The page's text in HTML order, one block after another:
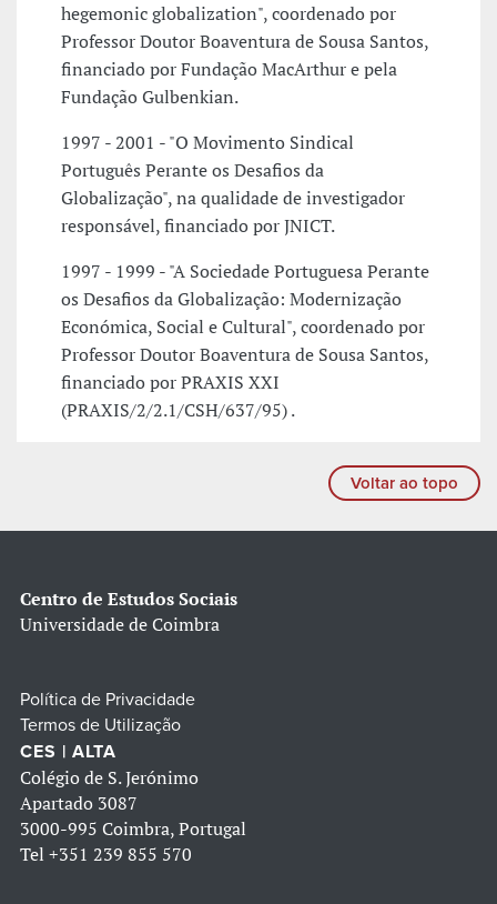
hegemonic globalization", coordenado por
Professor Doutor Boaventura de Sousa Santos,
financiado por Fundação MacArthur e pela
Fundação Gulbenkian.
1997 - 2001 - "O Movimento Sindical
Português Perante os Desafios da
Globalização", na qualidade de investigador
responsável, financiado por JNICT.
1997 - 1999 - "A Sociedade Portuguesa Perante
os Desafios da Globalização: Modernização
Económica, Social e Cultural", coordenado por
Professor Doutor Boaventura de Sousa Santos,
financiado por PRAXIS XXI
(PRAXIS/2/2.1/CSH/637/95) .
Voltar ao topo
Centro de Estudos Sociais
Universidade de Coimbra
Política de Privacidade
Termos de Utilização
CES | ALTA
Colégio de S. Jerónimo
Apartado 3087
3000-995 Coimbra, Portugal
Tel +351 239 855 570